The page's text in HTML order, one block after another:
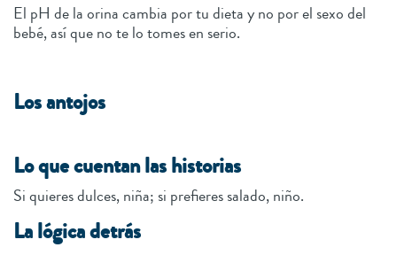
El pH de la orina cambia por tu dieta y no por el sexo del
bebé, así que no te lo tomes en serio.
Los antojos
Lo que cuentan las historias
Si quieres dulces, niña; si prefieres salado, niño.
La lógica detrás